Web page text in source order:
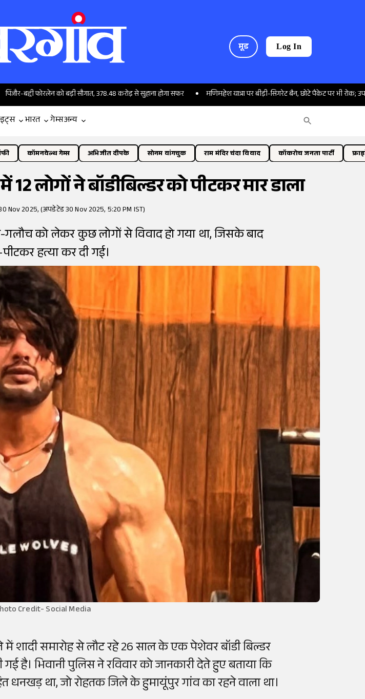
मूड Log In
फोरलेन को बड़ी सौगात, 378.48 करोड़ से सुहाना होगा सफर मणिमहेश यात्रा पर बीड़ी-सिगरेट बैन, छोटे पैकेट पर भी रोक; उपायुक्त ने
भारत गेम्सअन्य
कॉमनवेल्थ गेम्स अभिजीत दीपके सोनम वांगचुक राम मंदिर चंदा विवाद कॉकरोच जनता पार्टी
लोगों ने बॉडीबिल्डर को पीटकर मार डाला
Nov 2025, (अपडेटेड 30 Nov 2025, 5:20 PM IST)
गलौच को लेकर कुछ लोगों से विवाद हो गया था, जिसके बाद
पीटकर हत्या कर दी गई।
Credit- Social Media
मेंशादीसमारोहसेलौटरहे26सालकेएकपेशेवरबॉडीबिल्डर
गईहै।भिवानीपुलिसनेरविवारकोजानकारीदेतेहुएबतायाकि
धनखड़था,जोरोहतकजिलेकेहुमायूंपुरगांवकारहनेवालाथा।